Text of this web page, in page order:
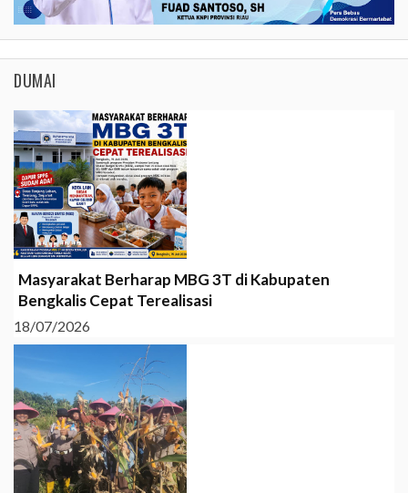
DUMAI
Masyarakat Berharap MBG 3T di Kabupaten
Bengkalis Cepat Terealisasi
18/07/2026